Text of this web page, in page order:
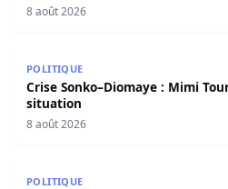
8 août 2026
POLITIQUE
Crise Sonko–Diomaye : Mimi
situation
8 août 2026
POLITIQUE